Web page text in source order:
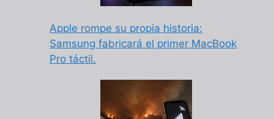
Apple rompe su propia historia:
Samsung fabricará el primer MacBook
Pro táctil.